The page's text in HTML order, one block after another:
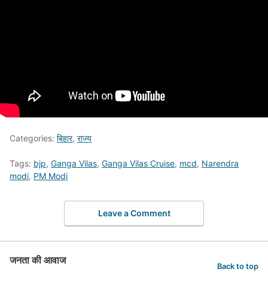
Categories: बिहार, राज्य
Tags: bjp, Ganga Vilas, Ganga Vilas Cruise, mcd, Narendra
modi, PM Modi
Leave a Comment
जनता की आवाज Back to top